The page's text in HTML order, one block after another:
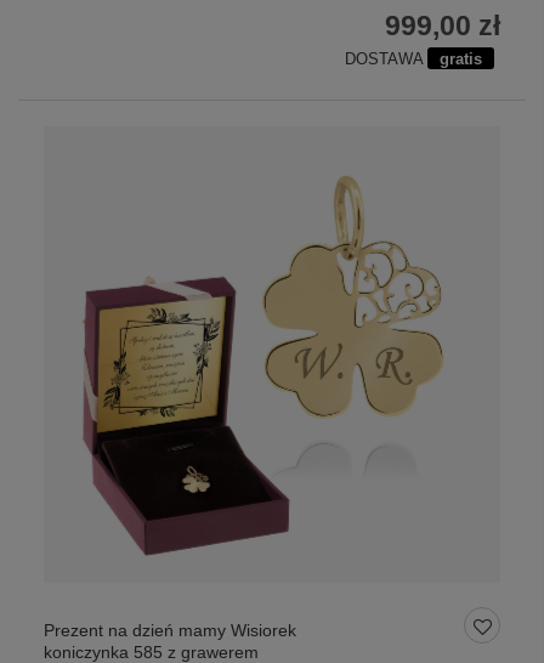
999,00 zł
DOSTAWA gratis
Prezent na dzień mamy Wisiorek
koniczynka 585 z grawerem